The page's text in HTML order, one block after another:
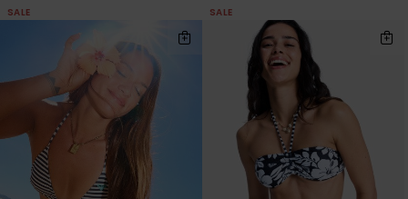
SALE SALE